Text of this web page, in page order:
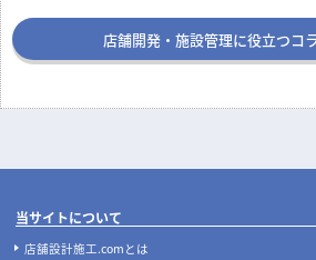
店舗開発・施設管理に役立つコ
当サイトについて
店舗設計施工.comとは